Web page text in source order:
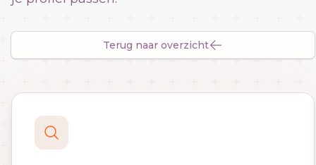
Terug naar overzicht